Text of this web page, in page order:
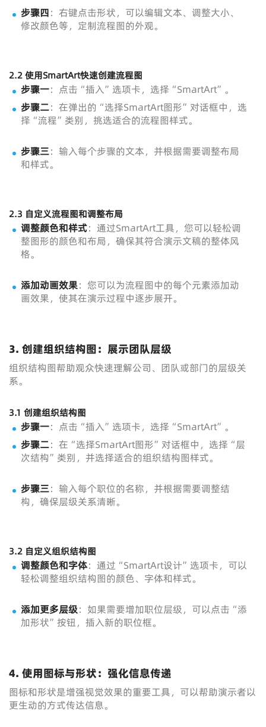
步骤四：右键点击形状，可以编辑文本、调整大小、
修改颜色等，定制流程图的外观。
2.2 使用SmartArt快速创建流程图
步骤一：点击“插入”选项卡，选择“SmartArt”。
步骤二：在弹出的“选择SmartArt图形”对话框中，选
择“流程”类别，挑选适合的流程图样式。
步骤三：输入每个步骤的文本，并根据需要调整布局
和样式。
2.3 自定义流程图和调整布局
调整颜色和样式：通过SmartArt工具，您可以轻松调
整图形的颜色和布局，确保其符合演示文稿的整体风
格。
添加动画效果：您可以为流程图中的每个元素添加动
画效果，使其在演示过程中逐步展开。
3. 创建组织结构图：展示团队层级
组织结构图帮助观众快速理解公司、团队或部门的层级关
系。
3.1 创建组织结构图
步骤一：点击“插入”选项卡，选择“SmartArt”。
步骤二：在“选择SmartArt图形”对话框中，选择“层
次结构”类别，并选择适合的组织结构图样式。
步骤三：输入每个职位的名称，并根据需要调整结
构，确保层级关系清晰。
3.2 自定义组织结构图
调整颜色和字体：通过“SmartArt设计”选项卡，可以
轻松调整组织结构图的颜色、字体和样式。
添加更多层级：如果需要增加职位层级，可以点击“添
加形状”按钮，插入新的职位框。
4. 使用图标与形状：强化信息传递
图标和形状是增强视觉效果的重要工具，可以帮助演示者以
更生动的方式传达信息。